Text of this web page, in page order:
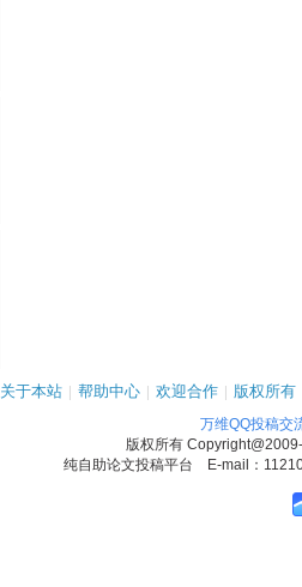
关于本站 | 帮助中心 | 欢迎合作 | 版权所有
万维QQ投稿交
版权所有
纯自助论文投稿平台 E-mail：